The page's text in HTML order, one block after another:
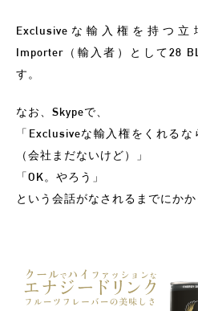
Exclusiveな輸入権を持つ
Importer（輸入者）として28
す。
なお、Skypeで、
「Exclusiveな輸入権をくれる
（会社まだないけど）」
「OK。やろう」
という会話がなされるまでにか